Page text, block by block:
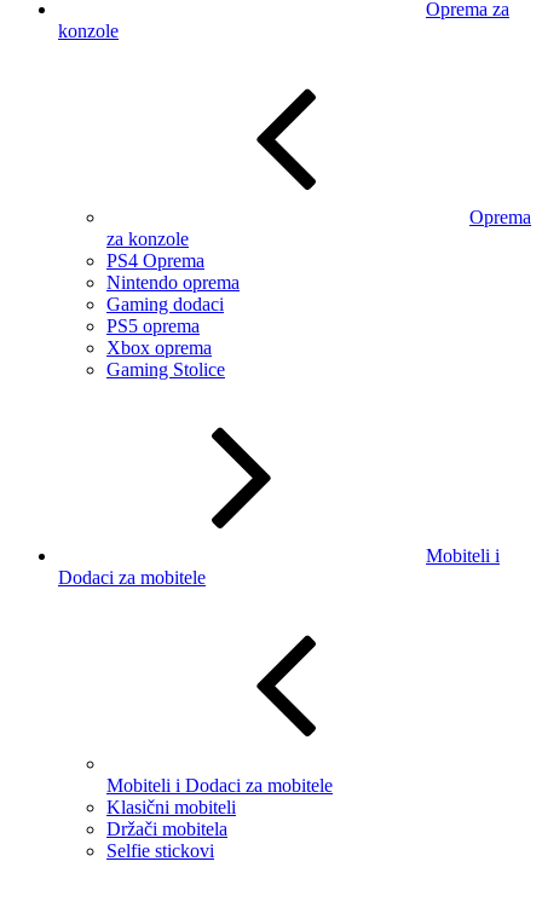
Oprema za
konzole
Oprema
za konzole
PS4 Oprema
Nintendo oprema
Gaming dodaci
PS5 oprema
Xbox oprema
Gaming Stolice
Mobiteli i
Dodaci za mobitele
Mobiteli i Dodaci za mobitele
Klasični mobiteli
Držači mobitela
Selfie stickovi